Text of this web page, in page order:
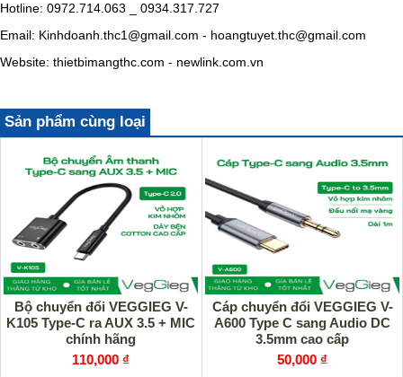
Hotline: 0972.714.063 _ 0934.317.727
Email: Kinhdoanh.thc1@gmail.com - hoangtuyet.thc@gmail.com
Website: thietbimangthc.com - newlink.com.vn
Sản phẩm cùng loại
Bộ chuyển đổi VEGGIEG V-
K105 Type-C ra AUX 3.5 + MIC
chính hãng
110,000 ₫
Cáp chuyển đổi VEGGIEG V-
A600 Type C sang Audio DC
3.5mm cao cấp
50,000 ₫